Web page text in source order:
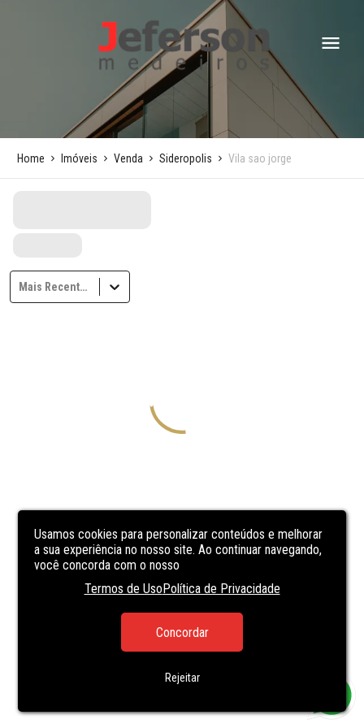
Usamos cookies para personalizar conteúdos e melhorar
a sua experiência no nosso site. Ao continuar navegando,
você concorda com o nosso
Termos de UsoPolítica de Privacidade
Concordar
Rejeitar
Home Imóveis Venda Sideropolis Vila sao jorge
Mais Recentes